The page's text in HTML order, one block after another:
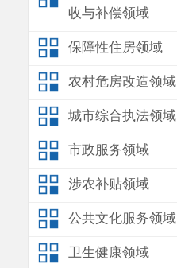
收与补偿领域
保障性住房领域
农村危房改造领域
城市综合执法领域
市政服务领域
涉农补贴领域
公共文化服务领域
卫生健康领域